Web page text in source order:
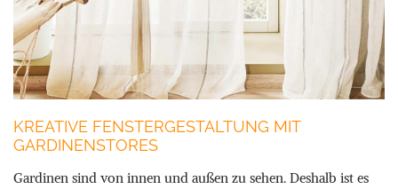
KREATIVE FENSTERGESTALTUNG MIT
GARDINENSTORES
Gardinen sind von innen und außen zu sehen. Deshalb ist es